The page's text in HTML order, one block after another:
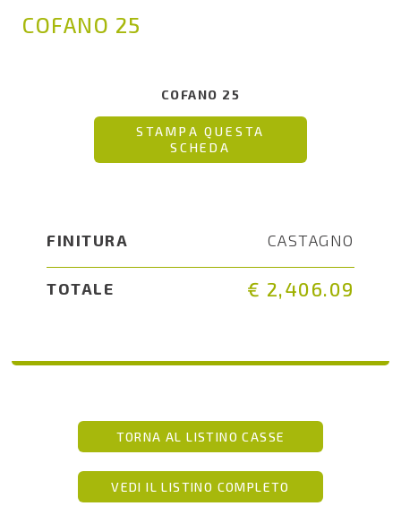
COFANO 25
COFANO 25
STAMPA QUESTA
SCHEDA
FINITURA CASTAGNO
TOTALE € 2,406.09
TORNA AL LISTINO CASSE
VEDI IL LISTINO COMPLETO